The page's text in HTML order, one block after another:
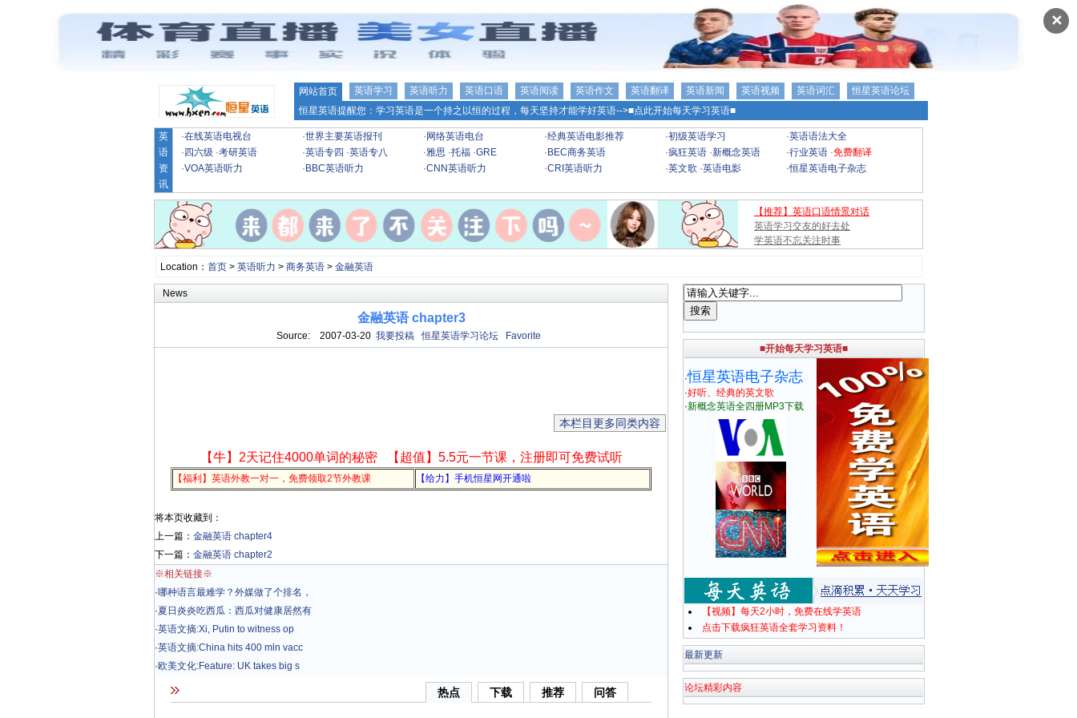
✕
网站首页 英语学习 英语听力 英语口语 英语阅读 英语作文 英语翻译 英语新闻 英语视频 英语词汇
恒星英语论坛
恒星英语提醒您：学习英语是一个持之以恒的过程，每天坚持才能学好英语-->■点此开始每天学习英语■
英
语
资
讯
·在线英语电视台 ·世界主要英语报刊 · 网络英语电台 ·经典英语电影推荐 ·初级英语学习 ·英语语法大全
· 四六级 ·考研英语 ·英语专四 ·英语专八 ·雅思 ·托福 ·GRE · BEC商务英语 ·疯狂英语 ·新概念英语 ·行业英语 ·免费翻译
·VOA英语听力 · BBC英语听力 ·CNN英语听力 ·CRI英语听力 ·英文歌 ·英语电影 ·恒星英语电子杂志
【推荐】英语口语情景对话
英语学习交友的好去处
学英语不忘关注时事
Location： 首页> 英语听力 > 商务英语> 金融英语
News
金融英语 chapter3
Source: 2007-03-20 我要投稿 恒星英语学习论坛 Favorite
本栏目更多同类内容
【牛】2天记住4000单词的秘密 【超值】5.5元一节课，注册即可免费试听
【福利】英语外教一对一，免费领取2节外教课 【给力】手机恒星网开通啦
将本页收藏到：
上一篇： 金融英语 chapter4
下一篇： 金融英语 chapter2
※相关链接※
·哪种语言最难学？外媒做了个排名，
·夏日炎炎吃西瓜：西瓜对健康居然有
·英语文摘:Xi, Putin to witness op
·英语文摘:China hits 400 mln vacc
·欧美文化:Feature: UK takes big s
热点 下载 推荐 问答
■开始每天学习英语■
·恒星英语电子杂志
·好听、经典的英文歌
·新概念英语全四册MP3下载
【视频】每天2小时，免费在线学英语
点击下载疯狂英语全套学习资料！
最新更新
论坛精彩内容